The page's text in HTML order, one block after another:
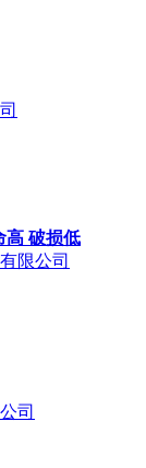
高 破损低
限公司
司